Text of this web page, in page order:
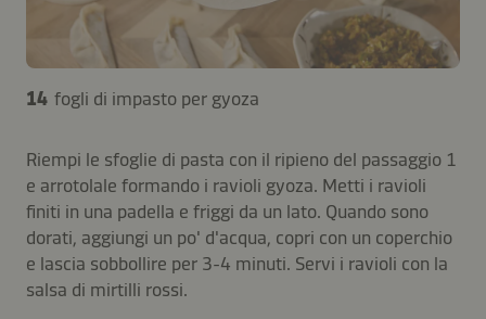
14 fogli di impasto per gyoza
Riempi le sfoglie di pasta con il ripieno del passaggio 1
e arrotolale formando i ravioli gyoza. Metti i ravioli
finiti in una padella e friggi da un lato. Quando sono
dorati, aggiungi un po' d'acqua, copri con un coperchio
e lascia sobbollire per 3-4 minuti. Servi i ravioli con la
salsa di mirtilli rossi.